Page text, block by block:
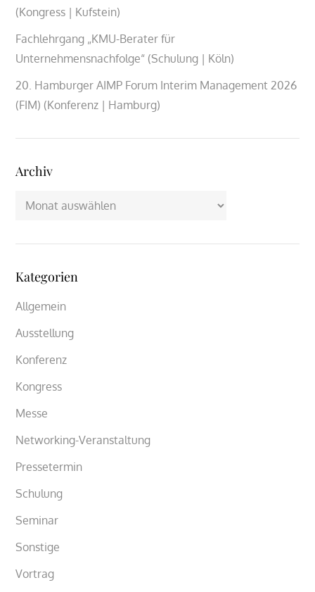
(Kongress | Kufstein)
Fachlehrgang „KMU-Berater für
Unternehmensnachfolge“ (Schulung | Köln)
20. Hamburger AIMP Forum Interim Management 2026
(FIM) (Konferenz | Hamburg)
Archiv
Archiv
Kategorien
Allgemein
Ausstellung
Konferenz
Kongress
Messe
Networking-Veranstaltung
Pressetermin
Schulung
Seminar
Sonstige
Vortrag